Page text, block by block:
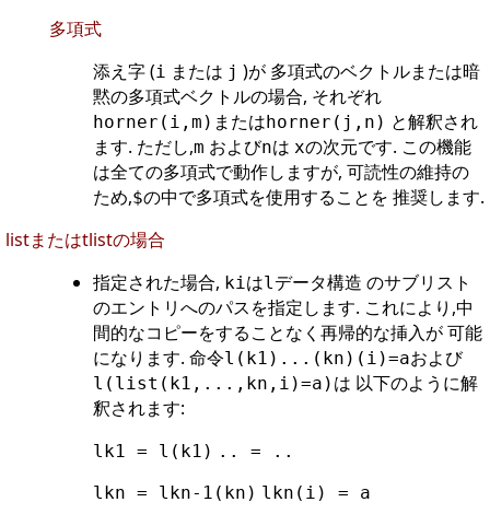
多項式
添え字 (i または j )が 多項式のベクトルまたは暗
黙の多項式ベクトルの場合, それぞれ
horner(i,m) またはhorner(j,n) と解釈され
ます. ただし,m およびnは xの次元です. この機能
は全ての多項式で動作しますが, 可読性の維持の
ため,$の中で多項式を使用することを 推奨します.
listまたはtlistの場合
指定された場合, kiはlデータ構造 のサブリスト
のエントリへのパスを指定します. これにより,中
間的なコピーをすることなく再帰的な挿入が 可能
になります. 命令l(k1)...(kn)(i)=aおよび
l(list(k1,...,kn,i)=a) は 以下のように解
釈されます:
lk1 = l(k1) .. = ..
lkn = lkn-1(kn) lkn(i) = a